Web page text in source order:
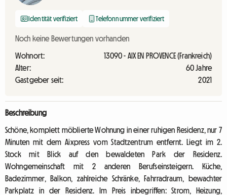
Identität verifiziert Telefonnummer verifiziert
Noch keine Bewertungen vorhanden
Wohnort:
13090 - AIX EN PROVENCE (Frankreich)
Alter:
60 Jahre
Gastgeber seit:
2021
Beschreibung
Schöne, komplett möblierte Wohnung in einer ruhigen Residenz, nur 7
Minuten mit dem Aixpress vom Stadtzentrum entfernt. Liegt im 2.
Stock mit Blick auf den bewaldeten Park der Residenz.
Wohngemeinschaft mit 2 anderen Berufseinsteigern. Küche,
Badezimmer, Balkon, zahlreiche Schränke, Fahrradraum, bewachter
Parkplatz in der Residenz. Im Preis inbegriffen: Strom, Heizung,